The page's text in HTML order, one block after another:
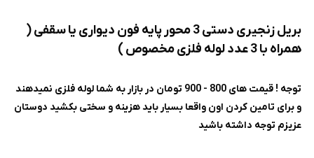
بریل زنجیری دستی 3 محور پایه فون دیواری یا سقفی (
همراه با 3 عدد لوله فلزی مخصوص )
توجه ! قیمت های 800 - 900 تومان در بازار به شما لوله فلزی نمیدهند
و برای تامین کردن اون واقعا بسیار باید هزینه و سختی بکشید دوستان
عزیزم توجه داشته باشید